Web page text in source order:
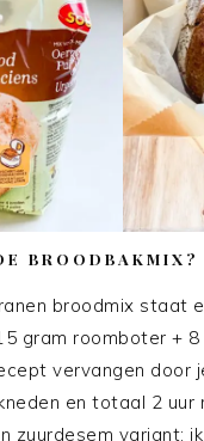
BROODBAKMIX?
broodmix staat
gram roomboter +
vervangen door
en totaal 2 uur
zuurdesem variant: